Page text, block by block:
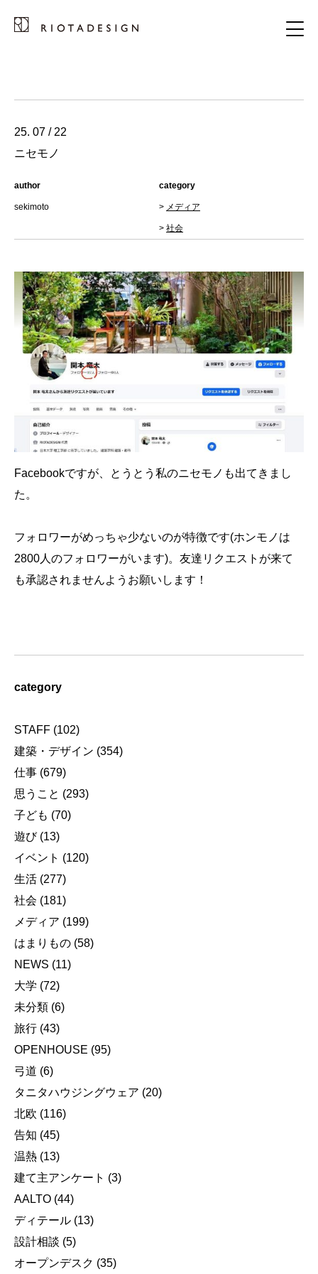
25. 07 / 22
ニセモノ
author
sekimoto
category
> メディア
> 社会
Facebookですが、とうとう私のニセモノも出てきまし
た。
フォロワーがめっちゃ少ないのが特徴です(ホンモノは
2800人のフォロワーがいます)。友達リクエストが来て
も承認されませんようお願いします！
category
STAFF (102)
建築・デザイン (354)
仕事 (679)
思うこと (293)
子ども (70)
遊び(13)
イベント (120)
生活 (277)
社会 (181)
メディア (199)
はまりもの (58)
NEWS (11)
大学 (72)
未分類 (6)
旅行 (43)
OPENHOUSE (95)
弓道 (6)
タニタハウジングウェア (20)
北欧 (116)
告知 (45)
温熱 (13)
建て主アンケート (3)
AALTO (44)
ディテール (13)
設計相談 (5)
オープンデスク (35)